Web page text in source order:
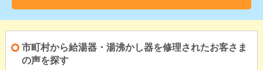
市町村から給湯器・湯沸かし器を修理されたお客さま
の声を探す